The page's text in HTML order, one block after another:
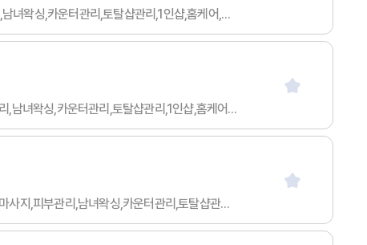
급여협의 / 20세 이하 / 무관 / 무관 / 아르바이트 / 스웨디시마사지,타이마사지,아로마마사지,발마사지,피부관리,남녀왁싱,카운터관리,토탈샵관리,1인샵,홈케어,림프
월급 1000만이상 / 50세 이하 / 무관 / 무관 / 협의 / 스웨디시마사지,타이마사지,아로마마사지,발마사지,피부관리,남녀왁싱,카운터관리,토탈샵관리,1인샵,홈케어,림프
월급 1000만이상 / 50세 이하 / 무관 / 무관 / 협의 / 스웨디시마사지,타이마사지,아로마마사지,스포츠마사지,발마사지,피부관리,남녀왁싱,카운터관리,토탈샵관리,1인샵,홈케어,림프